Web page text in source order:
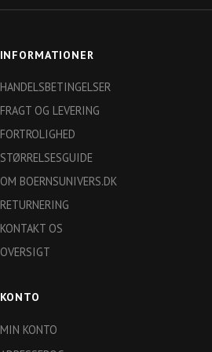
INFORMATIONER
HANDELSBETINGELSER
FRAGT OG LEVERING
FORTROLIGHED
STØRRELSESGUIDE
OM BOERNSUNIVERS.DK
RETURNERING
KONTAKT OS
OVERSIGT
KONTO
MIN KONTO